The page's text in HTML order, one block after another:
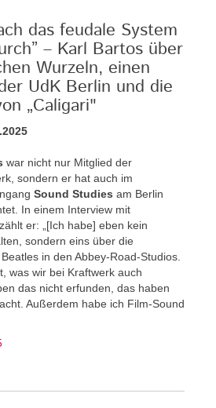
das feudale System
– Karl Bartos über
Wurzeln, einen
UdK Berlin und die
„Caligari"
war nicht nur Mitglied der
sondern er hat auch im
Sound Studies am Berlin
In einem Interview mit
er: „[Ich habe] eben kein
sondern eins über die
in den Abbey-Road-Studios.
was wir bei Kraftwerk auch
das nicht erfunden, das haben
Außerdem habe ich Film-Sound